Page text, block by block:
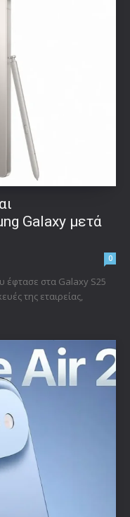
Galaxy μετά
0
έφτασε στα Galaxy S25
της εταιρείας,